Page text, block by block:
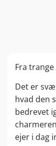
Fra
Det er
hvad den
bedrevet
ejer i dag